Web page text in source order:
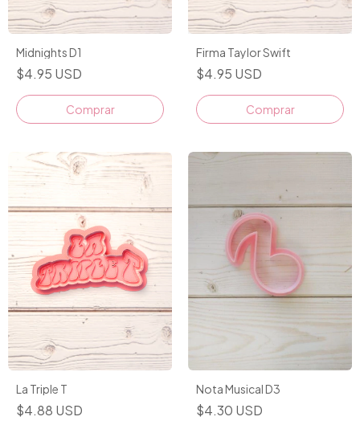
Midnights D1
$4.95 USD
Comprar
Firma Taylor Swift
$4.95 USD
Comprar
La Triple T
$4.88 USD
Nota Musical D3
$4.30 USD